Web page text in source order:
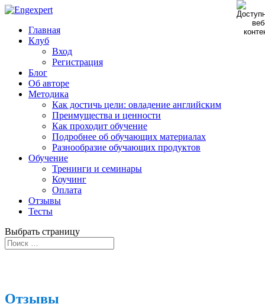
Главная
Клуб
Вход
Регистрация
Блог
Об авторе
Методика
Как достичь цели: овладение английским
Преимущества и ценности
Как проходит обучение
Подробнее об обучающих материалах
Разнообразие обучающих продуктов
Обучение
Тренинги и семинары
Коучинг
Оплата
Отзывы
Тесты
Выбрать страницу
Отзывы